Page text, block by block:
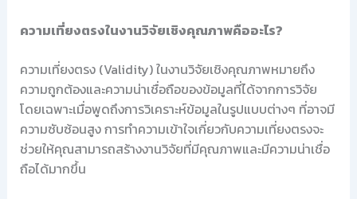
ความเที่ยงตรงในงานวิจัยเชิงคุณภาพคืออะไร?
ความเที่ยงตรง (Validity) ในงานวิจัยเชิงคุณภาพหมายถึง
ความถูกต้องและความน่าเชื่อถือของข้อมูลที่ได้จากการวิจัย
โดยเฉพาะเมื่อพูดถึงการวิเคราะห์ข้อมูลในรูปแบบต่างๆ ที่อาจมี
ความซับซ้อนสูง การทำความเข้าใจเกี่ยวกับความเที่ยงตรงจะ
ช่วยให้คุณสามารถสร้างงานวิจัยที่มีคุณภาพและมีความน่าเชื่อ
ถือได้มากขึ้น